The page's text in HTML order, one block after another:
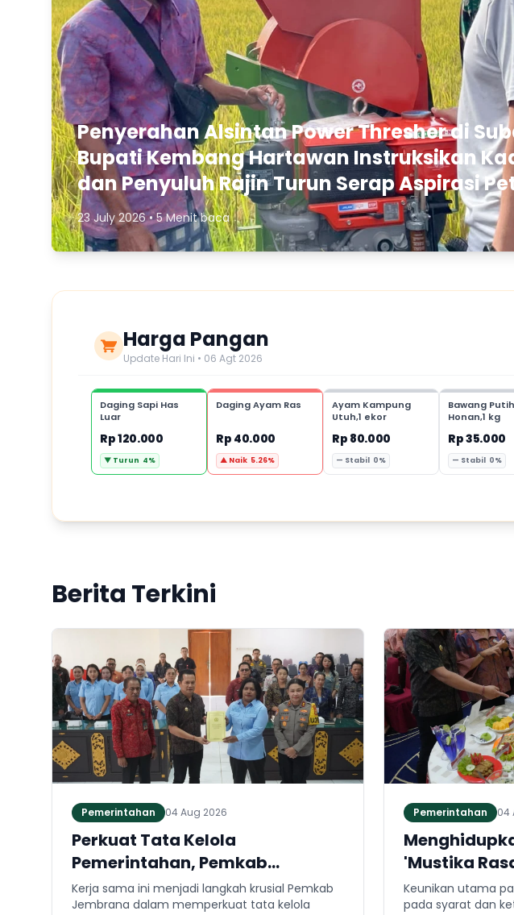
Penyerahan Alsintan Power Thresher di
Bupati Kembang Hartawan Instruksikan
dan Penyuluh Rajin Turun Serap Aspirasi
23 July 2026 • 5 Menit baca
Harga Pangan
Update Hari Ini • 06 Agt 2026
Daging Sapi Has
Luar
Rp 120.000
▼ Turun 4%
Daging Ayam Ras
Rp 40.000
▲ Naik 5.26%
Ayam Kampung
Utuh,1 ekor
Rp 80.000
— Stabil 0%
Bawang Putih
Honan,1 kg
Rp 35.000
— Stabil 0%
Berita Terkini
Pemerintahan 04 Aug 2026
Perkuat Tata Kelola
Pemerintahan, Pemkab
Jembrana dan Kejari Jembrana
Sepakati Kerja Sama Hukum
Kerja sama ini menjadi langkah krusial Pemkab
Jembrana dalam memperkuat tata kelola
Pemerintahan 04
'Mustika
Jembrana
Bung Karno
Keunikan utama
pada syarat dan